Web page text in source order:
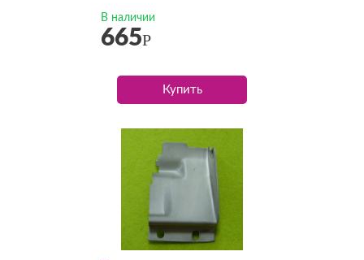
В наличии
665Р
Купить